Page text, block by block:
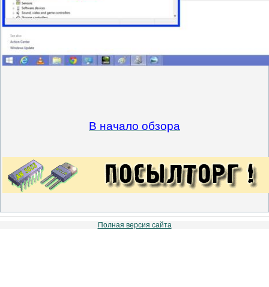
В начало обзора
Полная версия сайта